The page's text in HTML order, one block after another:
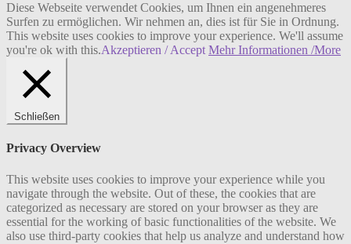
Diese Webseite verwendet Cookies, um Ihnen ein angenehmeres
Surfen zu ermöglichen. Wir nehmen an, dies ist für Sie in Ordnung.
This website uses cookies to improve your experience. We'll assume
you're ok with this.Akzeptieren / Accept Mehr Informationen /More
Schließen
Privacy Overview
This website uses cookies to improve your experience while you
navigate through the website. Out of these, the cookies that are
categorized as necessary are stored on your browser as they are
essential for the working of basic functionalities of the website. We
also use third-party cookies that help us analyze and understand how